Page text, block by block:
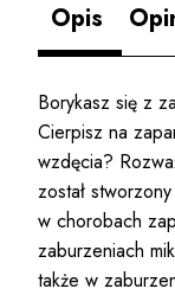
Opis
Borykasz się z
Cierpisz na
wzdęcia?
został
w chorobach
zaburzeniach
także w